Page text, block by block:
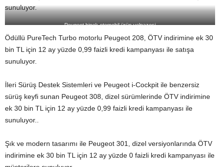
sunuluyor.
Peugeot binek otomobil ürün yelpazesi
Ödüllü PureTech Turbo motorlu Peugeot 208, ÖTV indirimine ek 30
bin TL için 12 ay yüzde 0,99 faizli kredi kampanyası ile satışa
sunuluyor.
İleri Sürüş Destek Sistemleri ve Peugeot i-Cockpit ile benzersiz
sürüş keyfi sunan Peugeot 308, dizel sürümlerinde ÖTV indirimine
ek 30 bin TL için 12 ay yüzde 0,99 faizli kredi kampanyası ile
sunuluyor..
Şık ve modern tasarımı ile Peugeot 301, dizel versiyonlarında ÖTV
indirimine ek 30 bin TL için 12 ay yüzde 0 faizli kredi kampanyası ile